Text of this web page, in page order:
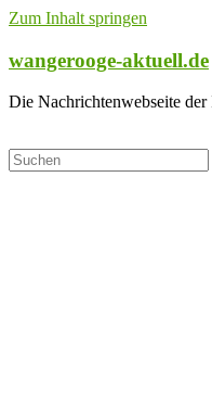
Zum Inhalt springen
wangerooge-aktuell.de
Die Nachrichtenwebseite der